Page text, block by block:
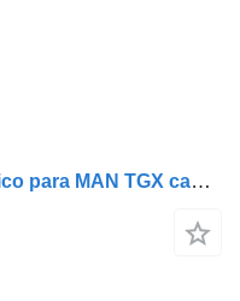
81259706108 elevalunas electrico para MAN TGX cabeza tractora